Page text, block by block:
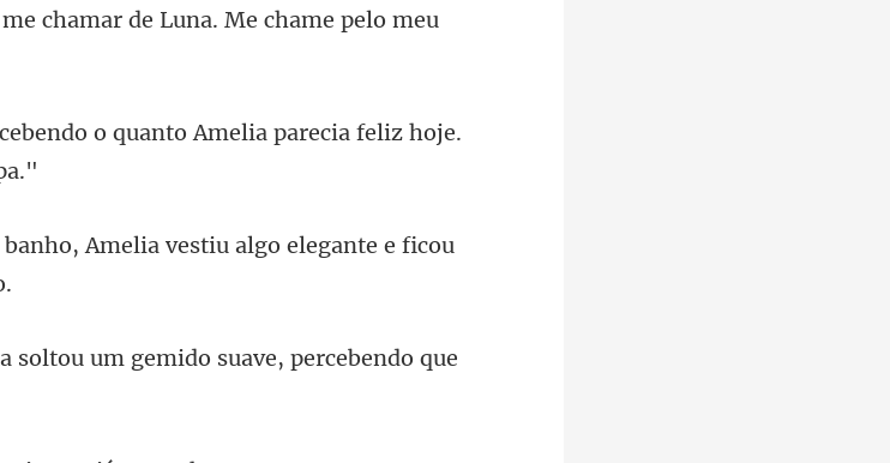
do o quanto Amelia parecia feliz hoje
o, Amelia vestiu algo elegante e fi
soltou um gemido suave, percebe